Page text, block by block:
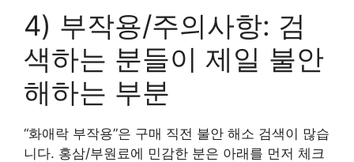
4) 부작용/주의사항: 검
색하는 분들이 제일 불안
해하는 부분
“화애락 부작용”은 구매 직전 불안 해소 검색이 많습
니다. 홍삼/부원료에 민감한 분은 아래를 먼저 체크